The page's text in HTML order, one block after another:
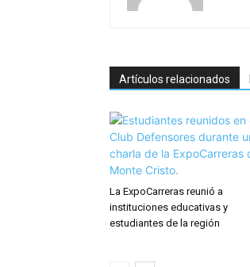
Artículos relacionados
La ExpoCarreras reunió a
instituciones educativas y
estudiantes de la región